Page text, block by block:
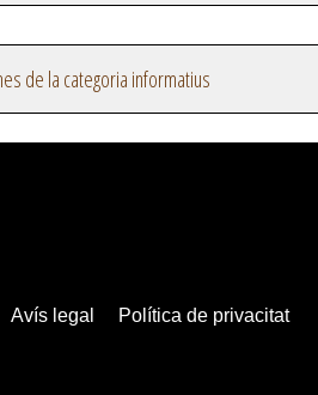
de la categoria informatius
Avís legal Política de privacitat